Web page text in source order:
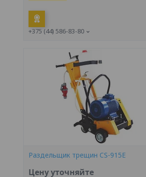
+375 (44) 586-83-80
Раздельщик трещин CS-915E
Цену уточняйте